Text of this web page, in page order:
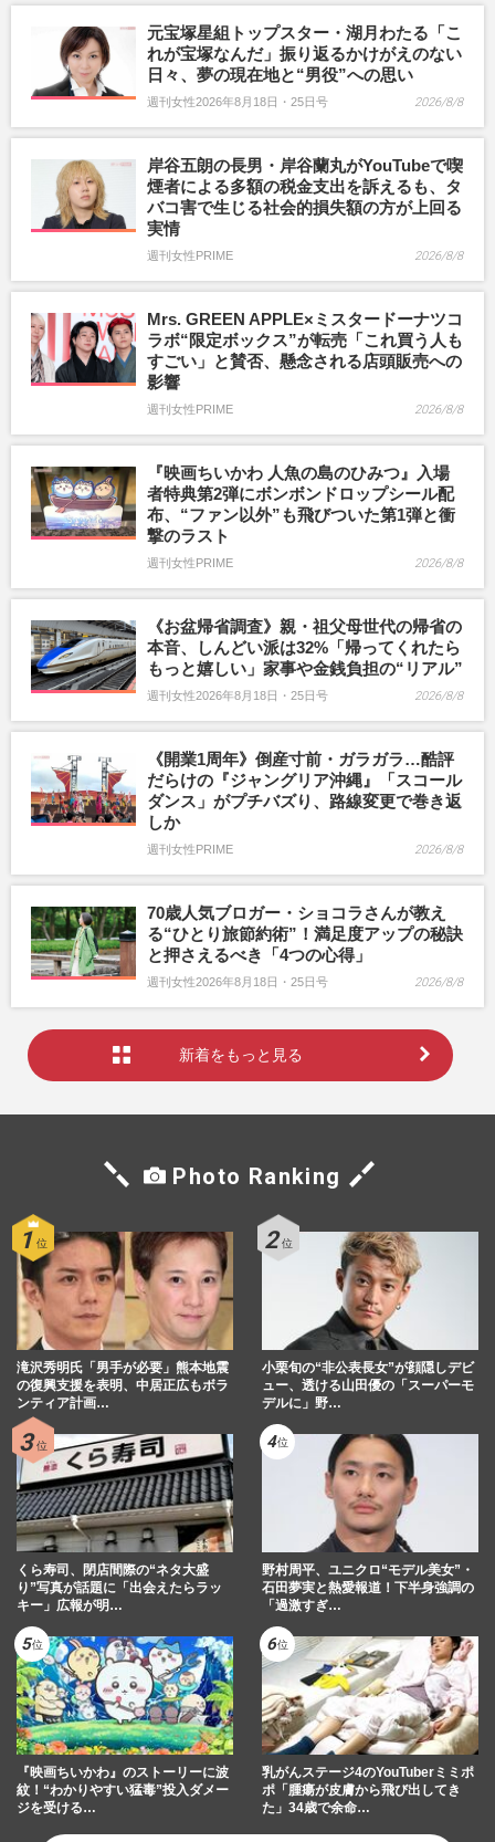
元宝塚星組トップスター・湖月わたる「こ
れが宝塚なんだ」振り返るかけがえのない
日々、夢の現在地と“男役”への思い
週刊女性2026年8月18日・25日号 2026/8/8
岸谷五朗の長男・岸谷蘭丸がYouTubeで喫
煙者による多額の税金支出を訴えるも、タ
バコ害で生じる社会的損失額の方が上回る
実情
週刊女性PRIME 2026/8/8
Mrs. GREEN APPLE×ミスタードーナツコ
ラボ“限定ボックス”が転売「これ買う人も
すごい」と賛否、懸念される店頭販売への
影響
週刊女性PRIME 2026/8/8
『映画ちいかわ 人魚の島のひみつ』入場
者特典第2弾にボンボンドロップシール配
布、“ファン以外”も飛びついた第1弾と衝
撃のラスト
週刊女性PRIME 2026/8/8
《お盆帰省調査》親・祖父母世代の帰省の
本音、しんどい派は32%「帰ってくれたら
もっと嬉しい」家事や金銭負担の“リアル”
週刊女性2026年8月18日・25日号 2026/8/8
《開業1周年》倒産寸前・ガラガラ…酷評
だらけの『ジャングリア沖縄』「スコール
ダンス」がプチバズり、路線変更で巻き返
しか
週刊女性PRIME 2026/8/8
70歳人気ブロガー・ショコラさんが教え
る“ひとり旅節約術”！満足度アップの秘訣
と押さえるべき「4つの心得」
週刊女性2026年8月18日・25日号 2026/8/8
新着をもっと見る
Photo Ranking
滝沢秀明氏「男手が必要」熊本地震
の復興支援を表明、中居正広もボラ
ンティア計画…
小栗旬の“非公表長女”が顔隠しデビ
ュー、透ける山田優の「スーパーモ
デルに」野…
くら寿司、閉店間際の“ネタ大盛
り”写真が話題に「出会えたらラッ
キー」広報が明…
野村周平、ユニクロ“モデル美女”・
石田夢実と熱愛報道！下半身強調の
「過激すぎ…
『映画ちいかわ』のストーリーに波
紋！“わかりやすい猛毒”投入ダメー
ジを受ける…
乳がんステージ4のYouTuberミミポ
ポ「腫瘍が皮膚から飛び出してき
た」34歳で余命…